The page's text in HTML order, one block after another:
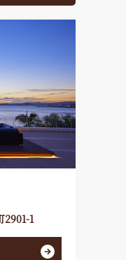
2901-1